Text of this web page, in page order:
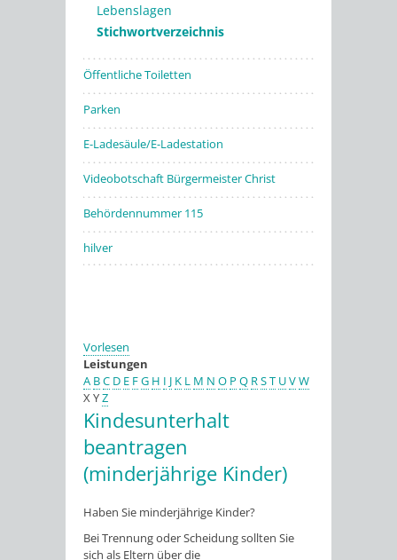
Lebenslagen
Stichwortverzeichnis
Öffentliche Toiletten
Parken
E-Ladesäule/E-Ladestation
Videobotschaft Bürgermeister Christ
Behördennummer 115
hilver
Vorlesen
Leistungen
A BC D E FG H I J K L M N O P Q RST UVW
XYZ
Kindesunterhalt
beantragen
(minderjährige Kinder)
Haben Sie minderjährige Kinder?
Bei Trennung oder Scheidung sollten Sie
sich als Eltern über die